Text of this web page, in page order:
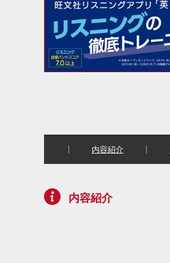
内容紹介
内容紹介